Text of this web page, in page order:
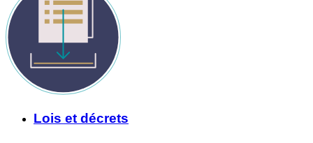
Lois et décrets